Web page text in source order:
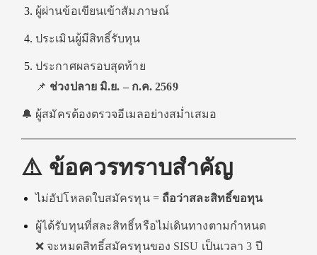
ผู้ผ่านข้อเขียนเข้าสัมภาษณ์
ประเมินผู้มีสิทธิ์รับทุน
ประกาศผลรอบสุดท้าย
📌 ช่วงปลาย มิ.ย. – ก.ค. 2569
🔔 ผู้สมัครต้องตรวจอีเมลอย่างสม่ำเสมอ
⚠️ ข้อควรทราบสำคัญ
ไม่อัปโหลดใบสมัครทุน = ถือว่าสละสิทธิ์ขอทุน
ผู้ได้รับทุนที่สละสิทธิ์หรือไม่เดินทางตามกำหนด
❌ จะหมดสิทธิ์สมัครทุนของ SISU เป็นเวลา 3 ปี